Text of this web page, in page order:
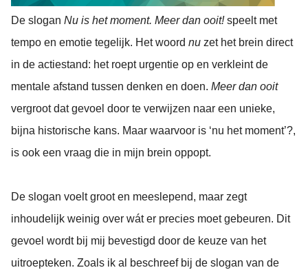
De slogan Nu is het moment. Meer dan ooit!speelt met
tempo en emotie tegelijk. Het woord nu zet het brein direct
in de actiestand: het roept urgentie op en verkleint de
mentale afstand tussen denken en doen. Meer dan ooit
vergroot dat gevoel door te verwijzen naar een unieke,
bijna historische kans. Maar waarvoor is ‘nu het moment’?,
is ook een vraag die in mijn brein oppopt.
De slogan voelt groot en meeslepend, maar zegt
inhoudelijk weinig over wát er precies moet gebeuren. Dit
gevoel wordt bij mij bevestigd door de keuze van het
uitroepteken. Zoals ik al beschreef bij de slogan van de